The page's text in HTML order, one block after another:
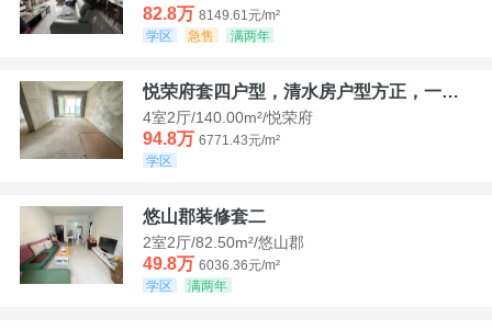
82.8万 8149.61元/m²
学区
急售 满两年
悦荣府套四户型，清水房户型方正，一口价94，8
4室2厅/140.00m²/悦荣府
94.8万 6771.43元/m²
学区
悠山郡装修套二
2室2厅/82.50m²/悠山郡
49.8万 6036.36元/m²
学区
满两年